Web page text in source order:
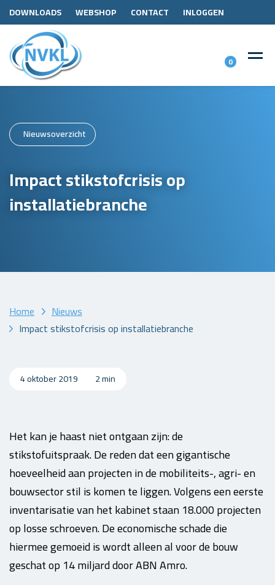
DOWNLOADS WEBSHOP CONTACT INLOGGEN
0
Nieuwsoverzicht
Impact stikstofcrisis op
installatiebranche
Home
Nieuws
Impact stikstofcrisis op installatiebranche
4 oktober 2019 2 min
Het kan je haast niet ontgaan zijn: de
stikstofuitspraak. De reden dat een gigantische
hoeveelheid aan projecten in de mobiliteits-, agri- en
bouwsector stil is komen te liggen. Volgens een eerste
inventarisatie van het kabinet staan 18.000 projecten
op losse schroeven. De economische schade die
hiermee gemoeid is wordt alleen al voor de bouw
geschat op 14 miljard door ABN Amro.